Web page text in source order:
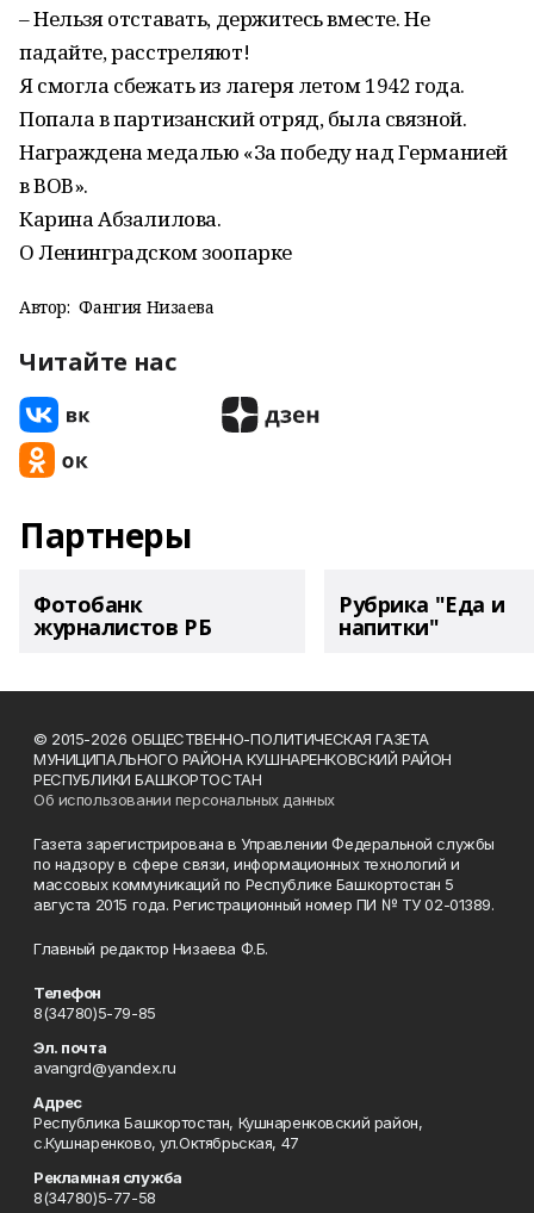
– Нельзя отставать, держитесь вместе. Не
падайте, расстреляют!
Я смогла сбежать из лагеря летом 1942 года.
Попала в партизанский отряд, была связной.
Награждена медалью «За победу над Германией
в ВОВ».
Карина Абзалилова.
О Ленинградском зоопарке
Автор: Фангия Низаева
Читайте нас
Партнеры
Фотобанк
журналистов РБ
Рубрика "Еда и
напитки"
© 2015-2026 ОБЩЕСТВЕННО-ПОЛИТИЧЕСКАЯ ГАЗЕТА
МУНИЦИПАЛЬНОГО РАЙОНА КУШНАРЕНКОВСКИЙ РАЙОН
РЕСПУБЛИКИ БАШКОРТОСТАН
Об использовании персональных данных
Газета зарегистрирована в Управлении Федеральной службы
по надзору в сфере связи, информационных технологий и
массовых коммуникаций по Республике Башкортостан 5
августа 2015 года. Регистрационный номер ПИ № ТУ 02-01389.
Главный редактор Низаева Ф.Б.
Телефон
8(34780)5-79-85
Эл. почта
avangrd@yandex.ru
Адрес
Республика Башкортостан, Кушнаренковский район,
с.Кушнаренково, ул.Октябрьская, 47
Рекламная служба
8(34780)5-77-58